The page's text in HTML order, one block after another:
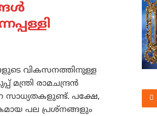
വികസനത്തിനുള്ള
രാമചന്ദ്രന്‍
സാധ്യതകളുണ്ട്. പക്ഷേ,
പല പ്രശ്‌നങ്ങളും